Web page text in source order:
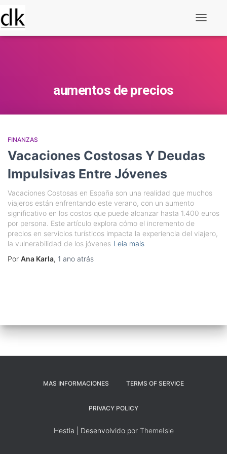
aumentos de precios
FINANZAS
Vacaciones Costosas Y Deudas
Impulsivas Entre Jóvenes
Vacaciones Costosas en España son una realidad que muchos
viajeros están enfrentando este verano, con un aumento
significativo en los costos que puede alcanzar hasta 1.400 euros
por persona. Este artículo explora cómo el incremento de
precios en servicios turísticos impacta la experiencia del viajero,
la vulnerabilidad de los jóvenes Leia mais
Por Ana Karla, 1 ano atrás
MAS INFORMACIONES TERMS OF SERVICE
PRIVACY POLICY
Hestia | Desenvolvido por ThemeIsle